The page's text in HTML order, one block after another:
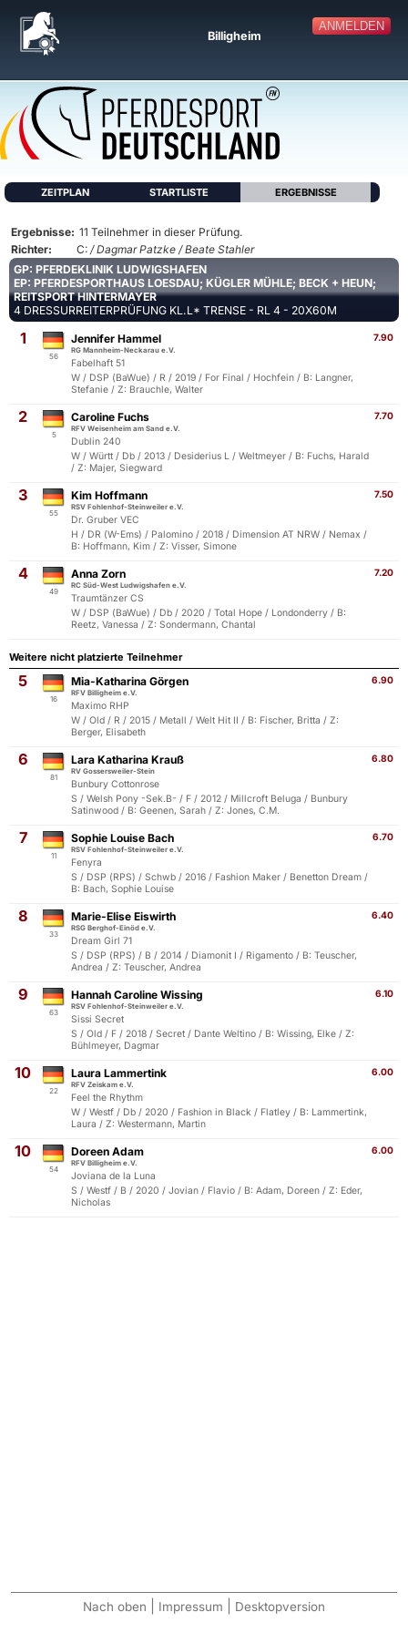
ANMELDEN
Billigheim
ZEITPLAN STARTLISTE ERGEBNISSE
Ergebnisse: 11 Teilnehmer in dieser Prüfung.
Richter:
C: / Dagmar Patzke / Beate Stahler
GP: PFERDEKLINIK LUDWIGSHAFEN
EP: PFERDESPORTHAUS LOESDAU; KÜGLER MÜHLE; BECK + HEUN;
REITSPORT HINTERMAYER
4 DRESSURREITERPRÜFUNG KL.L* TRENSE - RL 4 - 20X60M
1
56
7.90
Jennifer Hammel
RG Mannheim-Neckarau e.V.
Fabelhaft 51
W / DSP (BaWue) / R / 2019 / For Final / Hochfein / B: Langner,
Stefanie / Z: Brauchle, Walter
2
5
7.70
Caroline Fuchs
RFV Weisenheim am Sand e.V.
Dublin 240
W / Württ / Db / 2013 / Desiderius L / Weltmeyer / B: Fuchs, Harald
/ Z: Majer, Siegward
3
55
7.50
Kim Hoffmann
RSV Fohlenhof-Steinweiler e.V.
Dr. Gruber VEC
H / DR (W-Ems) / Palomino / 2018 / Dimension AT NRW / Nemax /
B: Hoffmann, Kim / Z: Visser, Simone
4
49
7.20
Anna Zorn
RC Süd-West Ludwigshafen e.V.
Traumtänzer CS
W / DSP (BaWue) / Db / 2020 / Total Hope / Londonderry / B:
Reetz, Vanessa / Z: Sondermann, Chantal
Weitere nicht platzierte Teilnehmer
5
16
6.90
Mia-Katharina Görgen
RFV Billigheim e.V.
Maximo RHP
W / Old / R / 2015 / Metall / Welt Hit II / B: Fischer, Britta / Z:
Berger, Elisabeth
6
81
6.80
Lara Katharina Krauß
RV Gossersweiler-Stein
Bunbury Cottonrose
S / Welsh Pony -Sek.B- / F / 2012 / Millcroft Beluga / Bunbury
Satinwood / B: Geenen, Sarah / Z: Jones, C.M.
7
11
6.70
Sophie Louise Bach
RSV Fohlenhof-Steinweiler e.V.
Fenyra
S / DSP (RPS) / Schwb / 2016 / Fashion Maker / Benetton Dream /
B: Bach, Sophie Louise
8
33
6.40
Marie-Elise Eiswirth
RSG Berghof-Einöd e.V.
Dream Girl 71
S / DSP (RPS) / B / 2014 / Diamonit I / Rigamento / B: Teuscher,
Andrea / Z: Teuscher, Andrea
9
63
6.10
Hannah Caroline Wissing
RSV Fohlenhof-Steinweiler e.V.
Sissi Secret
S / Old / F / 2018 / Secret / Dante Weltino / B: Wissing, Elke / Z:
Bühlmeyer, Dagmar
10
22
6.00
Laura Lammertink
RFV Zeiskam e.V.
Feel the Rhythm
W / Westf / Db / 2020 / Fashion in Black / Flatley / B: Lammertink,
Laura / Z: Westermann, Martin
10
54
6.00
Doreen Adam
RFV Billigheim e.V.
Joviana de la Luna
S / Westf / B / 2020 / Jovian / Flavio / B: Adam, Doreen / Z: Eder,
Nicholas
Nach oben Impressum Desktopversion